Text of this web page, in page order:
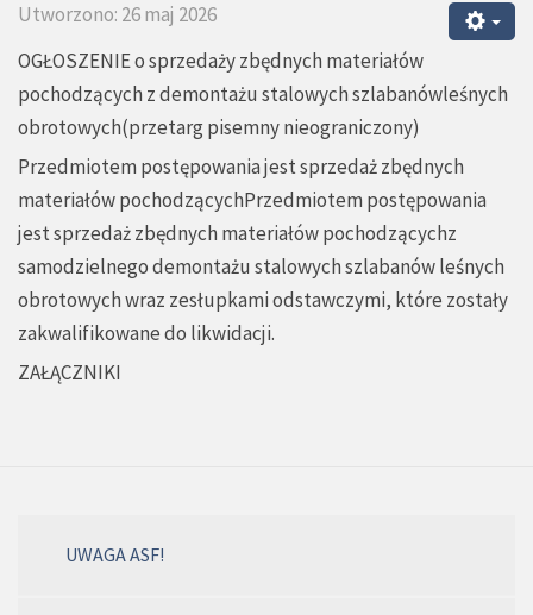
Utworzono: 26 maj 2026
OGŁOSZENIE o sprzedaży zbędnych materiałów
pochodzących z demontażu stalowych szlabanówleśnych
obrotowych(przetarg pisemny nieograniczony)
Przedmiotem postępowania jest sprzedaż zbędnych
materiałów pochodzącychPrzedmiotem postępowania
jest sprzedaż zbędnych materiałów pochodzącychz
samodzielnego demontażu stalowych szlabanów leśnych
obrotowych wraz zesłupkami odstawczymi, które zostały
zakwalifikowane do likwidacji.
ZAŁĄCZNIKI
UWAGA ASF!